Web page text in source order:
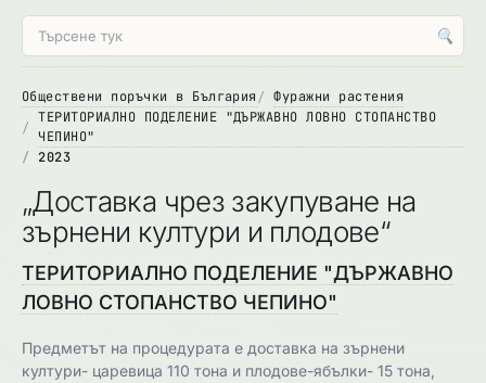
🔍
Обществени поръчки в България
Фуражни растения
ТЕРИТОРИАЛНО ПОДЕЛЕНИЕ "ДЪРЖАВНО ЛОВНО СТОПАНСТВО
ЧЕПИНО"
2023
„Доставка чрез закупуване на
зърнени култури и плодове“
ТЕРИТОРИАЛНО ПОДЕЛЕНИЕ "ДЪРЖАВНО
ЛОВНО СТОПАНСТВО ЧЕПИНО"
Предметът на процедурата е доставка на зърнени
култури- царевица 110 тона и плодове-ябълки- 15 тона,